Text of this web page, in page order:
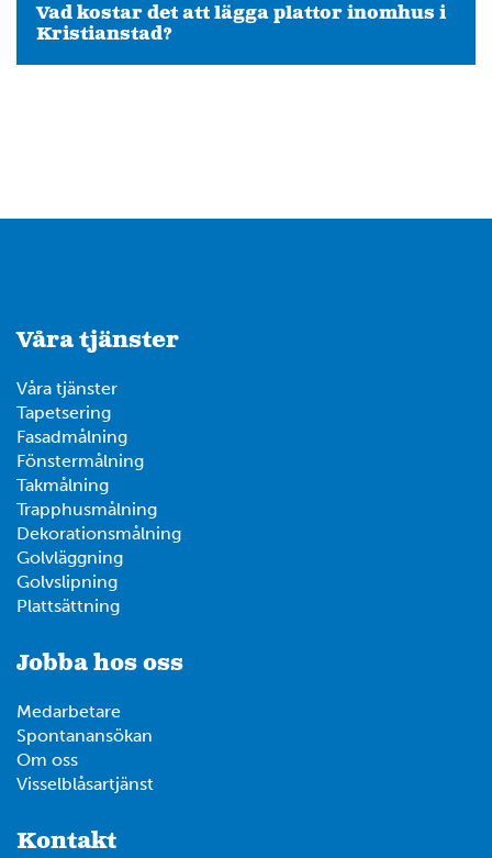
Vad kostar det att lägga plattor inomhus i
Kristianstad?
Våra tjänster
Våra tjänster
Tapetsering
Fasadmålning
Fönstermålning
Takmålning
Trapphusmålning
Dekorationsmålning
Golvläggning
Golvslipning
Plattsättning
Jobba hos oss
Medarbetare
Spontanansökan
Om oss
Visselblåsartjänst
Kontakt